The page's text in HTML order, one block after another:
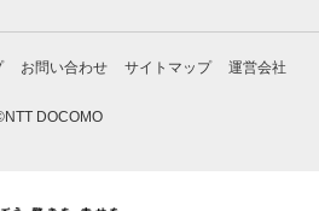
お問い合わせ サイトマップ 運営会社
DOCOMO